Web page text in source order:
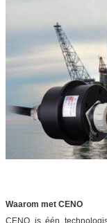
Waarom met CENO
CENO is één